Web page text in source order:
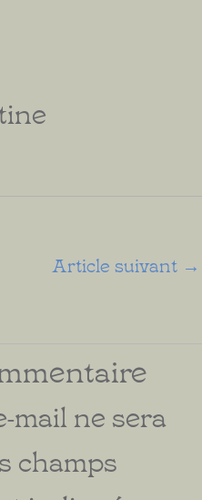
Article suivant →
mail ne sera
champs